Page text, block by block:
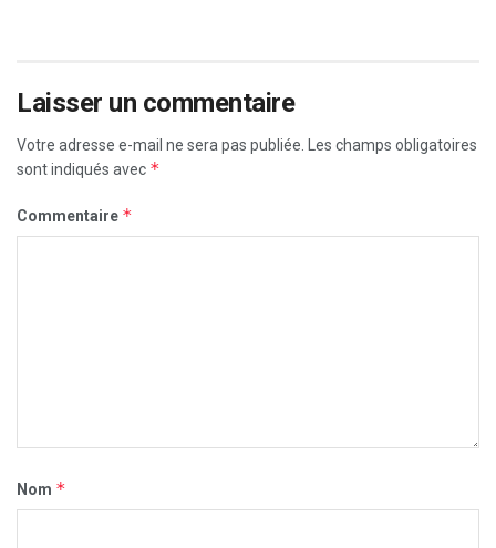
Laisser un commentaire
Votre adresse e-mail ne sera pas publiée. Les champs obligatoires
sont indiqués avec *
Commentaire *
Nom *